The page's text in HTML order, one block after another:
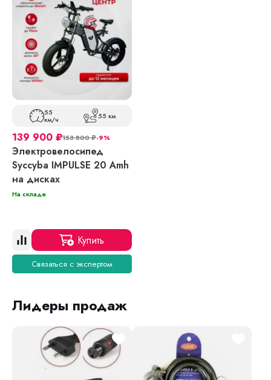
55
км/ч 55 км
139 900 ₽153 800₽-9%
Электровелосипед
Syccyba IMPULSE 20 Amh
на дисках
На складе
Купить
Связаться с экспертом
Лидеры продаж